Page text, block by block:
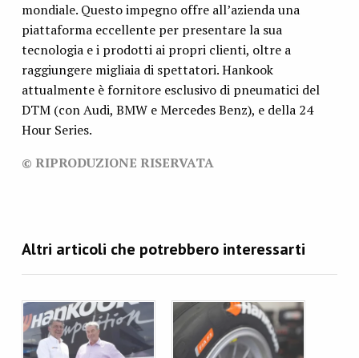
mondiale. Questo impegno offre all’azienda una
piattaforma eccellente per presentare la sua
tecnologia e i prodotti ai propri clienti, oltre a
raggiungere migliaia di spettatori. Hankook
attualmente è fornitore esclusivo di pneumatici del
DTM (con Audi, BMW e Mercedes Benz), e della 24
Hour Series.
© RIPRODUZIONE RISERVATA